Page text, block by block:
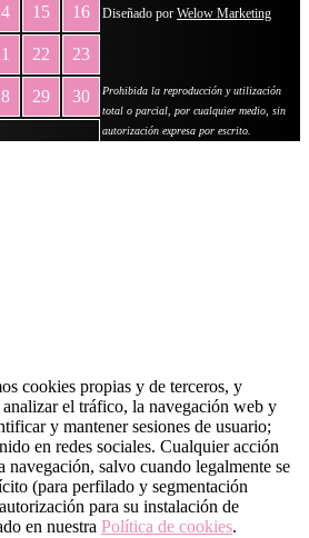
15 16
22 23
29 30
Diseñado por Welow Marketing
Prohibida la reproducción y utilización
total o parcial, por cualquier medio, sin
autorización expresa por escrito.
cookies propias y de terceros, y
el tráfico, la navegación web y
y mantener sesiones de usuario;
en redes sociales. Cualquier acción
navegación, salvo cuando legalmente se
(para perfilado y segmentación
para su instalación de
en nuestra Política de cookies.